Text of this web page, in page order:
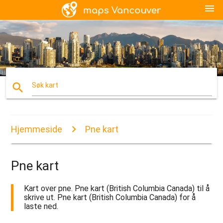
menu
search Søk kart
Hjemmeside Pne kart
Pne kart
Kart over pne. Pne kart (British Columbia Canada) til å
skrive ut. Pne kart (British Columbia Canada) for å
laste ned.